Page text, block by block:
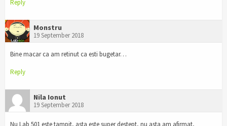
Reply
Monstru
19 September 2018
Bine macar ca am retinut ca esti bugetar…
Reply
Nila Ionut
19 September 2018